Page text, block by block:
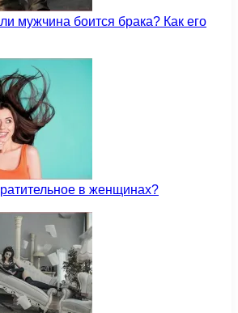
мужчина боится брака? Как его
в женщинах?